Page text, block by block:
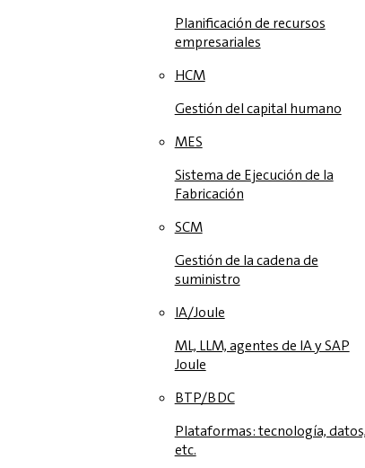
Planificación de recursos
empresariales
HCM
Gestión del capital humano
MES
Sistema de Ejecución de la
Fabricación
SCM
Gestión de la cadena de
suministro
IA/Joule
ML, LLM, agentes de IA y SAP
Joule
BTP/BDC
Plataformas: tecnología, datos,
etc.